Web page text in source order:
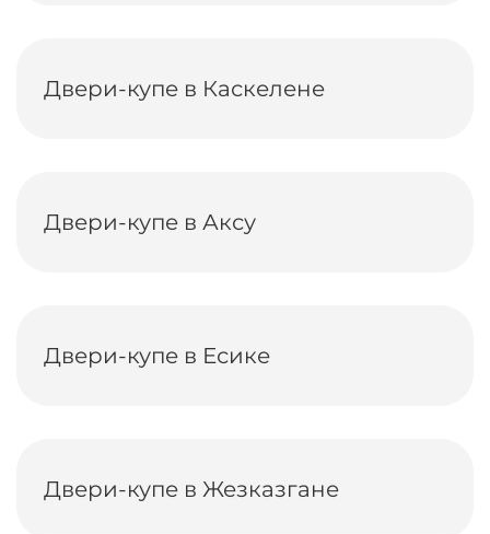
Двери-купе в Каскелене
Двери-купе в Аксу
Двери-купе в Есике
Двери-купе в Жезказгане